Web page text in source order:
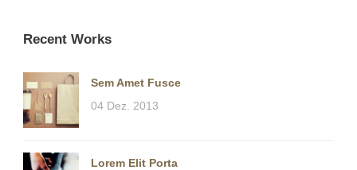
Recent Works
Sem Amet Fusce
04 Dez. 2013
Lorem Elit Porta